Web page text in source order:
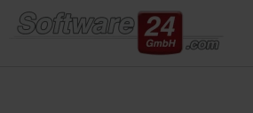
springen